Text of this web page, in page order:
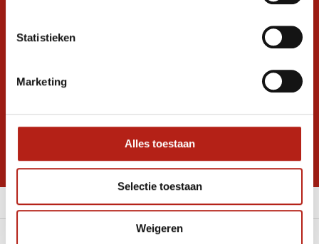
Statistieken
Marketing
Alles toestaan
Selectie toestaan
Weigeren
Ontvang de nieuwste aanbiedingen en
Inschrijven voor
* Lees hier de wettelijke beperkingen
Meer informatie